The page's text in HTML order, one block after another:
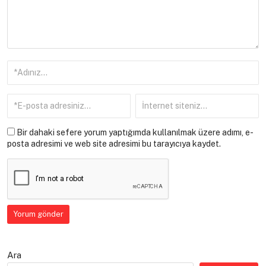
Bir dahaki sefere yorum yaptığımda kullanılmak üzere adımı, e-
posta adresimi ve web site adresimi bu tarayıcıya kaydet.
Ara